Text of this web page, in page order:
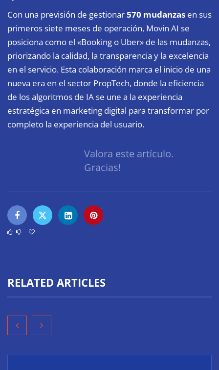
Con una previsión de gestionar570 mudanzas en sus
primeros siete meses de operación, Movin AI se
posiciona como el «Booking o Uber» de las mudanzas,
priorizando la calidad, la transparencia y la excelencia
en el servicio. Esta colaboración marca el inicio de una
nueva era en el sector PropTech, donde la eficiencia
de los algoritmos de IA se une a la experiencia
estratégica en marketing digital para transformar por
completo la experiencia del usuario.
Valora este artículo.
Gracias!
RELATED ARTICLES